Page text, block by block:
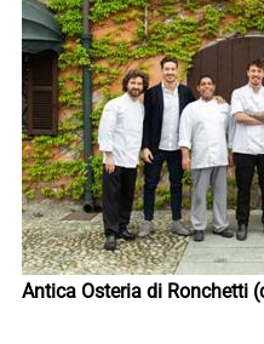
Antica Osteria di Ronchetti